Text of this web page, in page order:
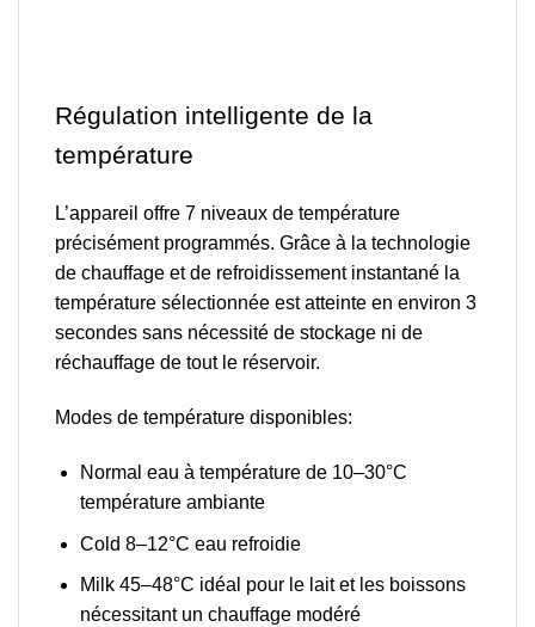
Régulation intelligente de la
température
L’appareil offre 7 niveaux de température
précisément programmés. Grâce à la technologie
de chauffage et de refroidissement instantanéla
température sélectionnée est atteinte en environ 3
secondessans nécessité de stockage ni de
réchauffage de tout le réservoir.
Modes de température disponibles:
Normal eau à température de 10–30°C
température ambiante
Cold 8–12°C eau refroidie
Milk45–48°C idéal pour le lait et les boissons
nécessitant un chauffage modéré